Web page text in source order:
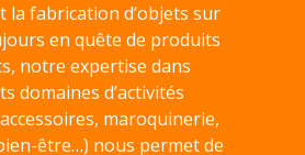
la fabrication d’objets sur
en quête de produits
notre expertise dans
domaines d’activités
maroquinerie,
être…) nous permet de